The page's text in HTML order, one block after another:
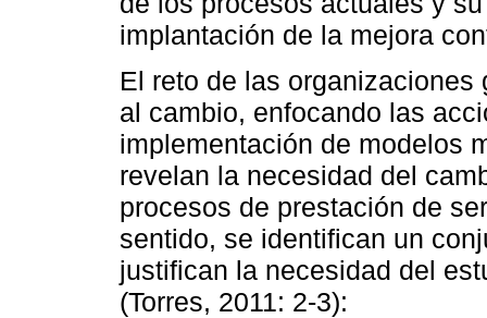
implantación de la mejora
El reto de las
al cambio, enfocando las
implementación de modelos
revelan la necesidad del
procesos de prestación de
sentido, se identifican un
justifican la necesidad del
(Torres, 2011: 2-3):